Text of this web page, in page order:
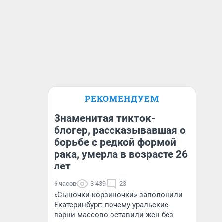
РЕКОМЕНДУЕМ
Знаменитая тикток-
блогер, рассказывавшая о
борьбе с редкой формой
рака, умерла в возрасте 26
лет
6 часов 3 439 23
«Сыночки-корзиночки» заполонили
Екатеринбург: почему уральские
парни массово оставили жен без